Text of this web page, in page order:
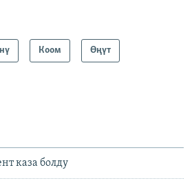
Коом Өңүт
каза болду